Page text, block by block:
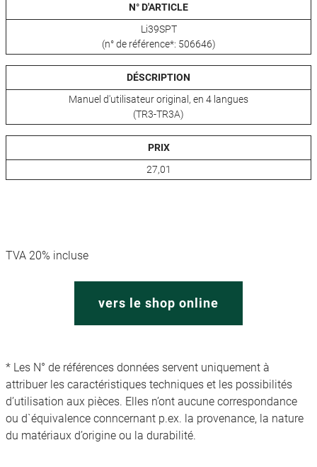
N° D'ARTICLE
Li39SPT
(n° de référence*: 506646)
DÉSCRIPTION
Manuel d'utilisateur original, en 4 langues
(TR3-TR3A)
PRIX
27,01
TVA 20% incluse
vers le shop online
* Les N° de références données servent uniquement à
attribuer les caractéristiques techniques et les possibilités
d’utilisation aux pièces. Elles n’ont aucune correspondance
ou d`équivalence conncernant p.ex. la provenance, la nature
du matériaux d’origine ou la durabilité.